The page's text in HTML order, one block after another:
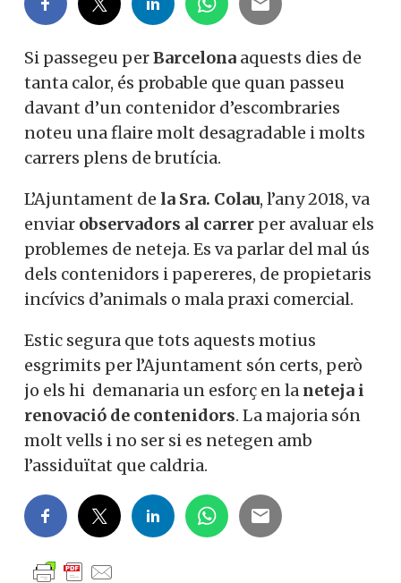
Si passegeu perBarcelona aquests dies de
tanta calor, és probable que quan passeu
davant d’un contenidor d’escombraries
noteu una flaire molt desagradable i molts
carrers plens de brutícia.
L’Ajuntament de la Sra. Colau, l’any 2018, va
enviar observadors al carrer per avaluar els
problemes de neteja. Es va parlar del mal ús
dels contenidors i papereres, de propietaris
incívics d’animals o mala praxi comercial.
Estic segura que tots aquests motius
esgrimits per l’Ajuntament són certs, però
jo els hi demanaria un esforç en la neteja i
renovació de contenidors. La majoria són
molt vells i no ser si es netegen amb
l’assiduïtat que caldria.